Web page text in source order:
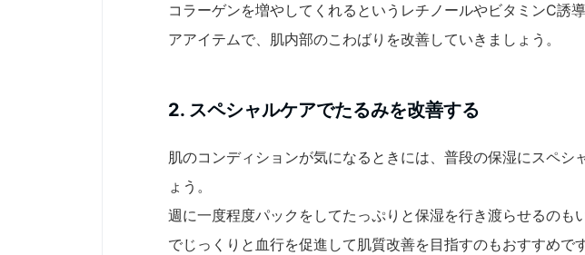
コラーゲンを増やしてくれるというレチノールやビタミンC誘
アアイテムで、肌内部のこわばりを改善していきましょう。
2. スペシャルケアでたるみを改善する
肌のコンディションが気になるときには、普段の保湿にスペシ
ょう。
週に一度程度パックをしてたっぷりと保湿を行き渡らせるのも
でじっくりと血行を促進して肌質改善を目指すのもおすすめです